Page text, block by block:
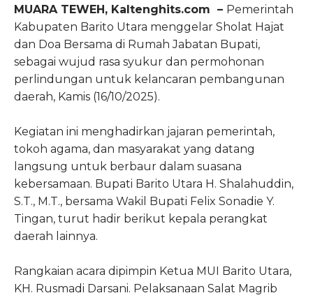
MUARA TEWEH, Kaltenghits.com – Pemerintah
Kabupaten Barito Utara menggelar Sholat Hajat
dan Doa Bersama di Rumah Jabatan Bupati,
sebagai wujud rasa syukur dan permohonan
perlindungan untuk kelancaran pembangunan
daerah, Kamis (16/10/2025).
Kegiatan ini menghadirkan jajaran pemerintah,
tokoh agama, dan masyarakat yang datang
langsung untuk berbaur dalam suasana
kebersamaan. Bupati Barito Utara H. Shalahuddin,
S.T., M.T., bersama Wakil Bupati Felix Sonadie Y.
Tingan, turut hadir berikut kepala perangkat
daerah lainnya.
Rangkaian acara dipimpin Ketua MUI Barito Utara,
KH. Rusmadi Darsani. Pelaksanaan Salat Magrib